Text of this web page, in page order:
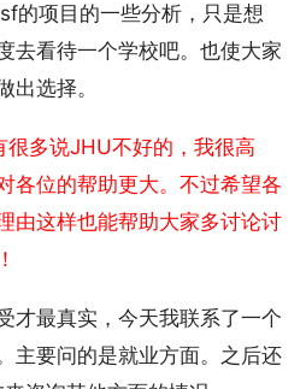
的项目的一些分析，只是想
去看待一个学校吧。也使大家
出选择。
多说JHU不好的，我很高
各位的帮助更大。不过希望各
由这样也能帮助大家多讨论讨
才最真实，今天我联系了一个
主要问的是就业方面。之后还